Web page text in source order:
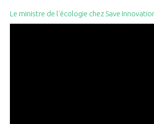
Le ministre de l'écologie chez Save